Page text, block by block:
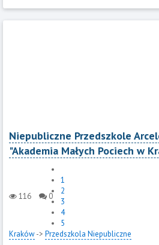
Niepubliczne Przedszkole
"Akademia Małych Pociech w
116 0
1
2
3
4
5
Kraków-> Przedszkola Niepubliczne